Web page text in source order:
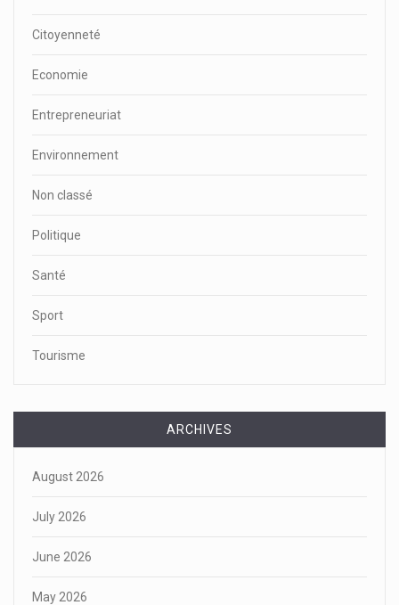
Citoyenneté
Economie
Entrepreneuriat
Environnement
Non classé
Politique
Santé
Sport
Tourisme
ARCHIVES
August 2026
July 2026
June 2026
May 2026